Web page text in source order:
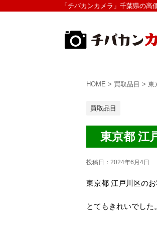
「チバカンカメラ」千葉県の高
HOME > 買取品目 > 東
買取品目
東京都 江
投稿日： 2024年6月4日
東京都 江戸川区の
とてもきれいでした